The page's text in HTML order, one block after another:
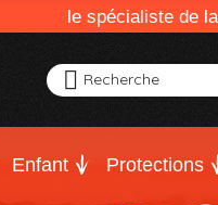
le spécialiste de
Recherche
Enfant Protections